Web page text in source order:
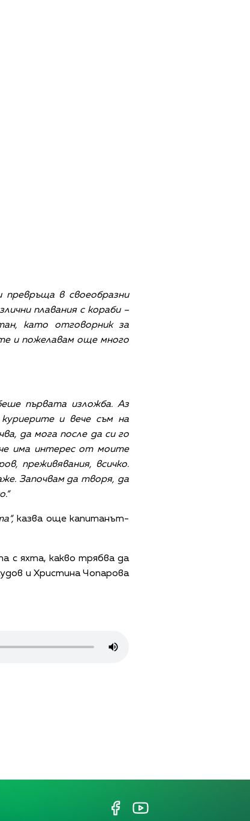
в своеобразни
плавания с кораби –
като отговорник за
и пожелавам още много
първата изложба. Аз
и вече съм на
да мога после да си го
че има интерес от моите
преживявания, всичко.
Започвам да творя, да
казва още капитанът-
с яхта, какво трябва да
и Христина Чопарова